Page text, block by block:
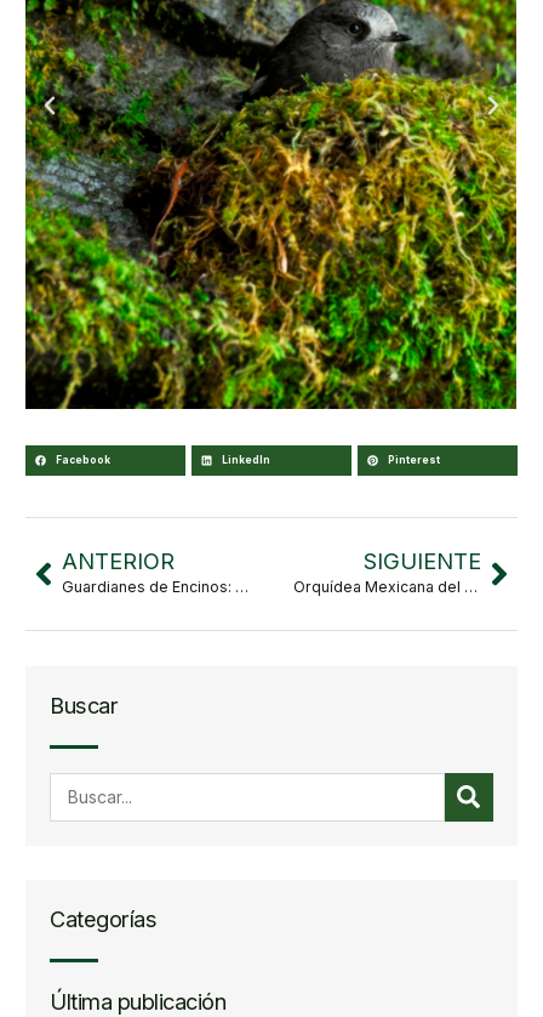
Facebook LinkedIn Pinterest
ANTERIOR
Guardianes de Encinos: estudiantes de El Cuale comprometidos con la conservación.
SIGUIENTE
Orquídea Mexicana del Mes: Bletia macristhmochila
Buscar
Categorías
Última publicación